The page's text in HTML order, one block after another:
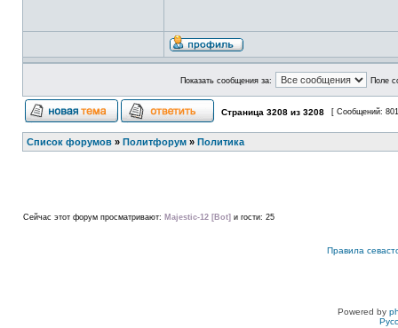
Показать сообщения за: Поле
Страница 3208 из 3208 [ Сообщений:
Список форумов » Политфорум » Политика
Сейчас этот форум просматривают: Majestic-12 [Bot] и гости: 25
Правила
Powered by